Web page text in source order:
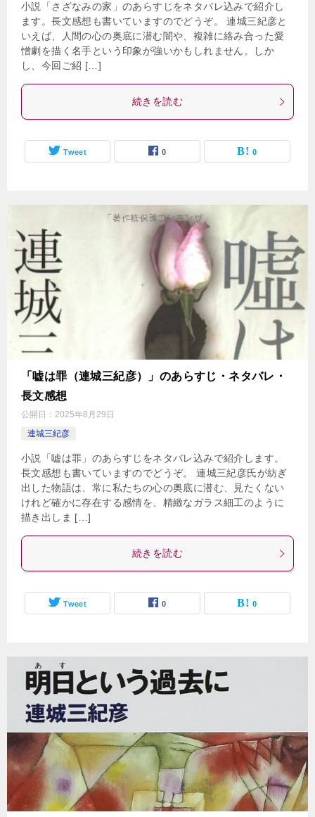
小説「さざなみの家」のあらすじをネタバレ込みで紹介し
ます。長文感想も書いていますのでどうぞ。 連城三紀彦と
いえば、人間の心の奥底に潜む闇や、複雑に絡み合った愛
憎劇を描く名手という印象が強いかもしれません。しか
し、今回ご紹 […]
続きを読む
Tweet 0 0
「嘘は罪（連城三紀彦）」のあらすじ・ネタバレ・
長文感想
公開日： 2025年8月29日
連城三紀彦
小説「嘘は罪」のあらすじをネタバレ込みで紹介します。
長文感想も書いていますのでどうぞ。 連城三紀彦氏が紡ぎ
出した物語は、常に私たちの心の奥底に潜む、見たくない
けれど確かに存在する感情を、精緻なガラス細工のように
描き出しま […]
続きを読む
Tweet 0 0